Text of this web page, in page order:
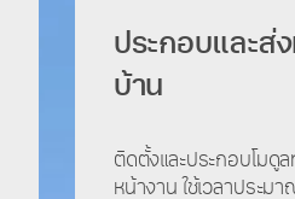
ประกอบและส่
บ้าน
ติดตั้งและประกอบโมดู
หน้างาน ใช้เวลาประม